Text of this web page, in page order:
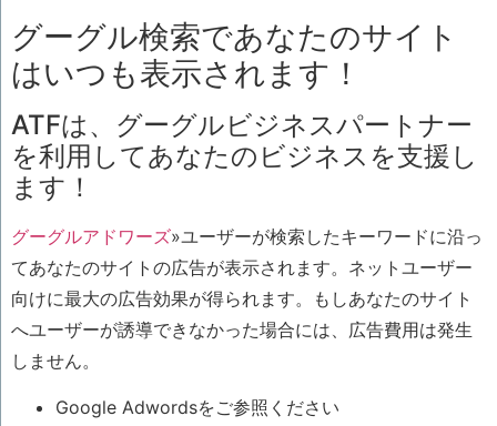
グーグル検索であなたのサイト
はいつも表示されます！
ATFは、グーグルビジネスパートナー
を利用してあなたのビジネスを支援し
ます！
グーグルアドワーズ»ユーザーが検索したキーワードに沿っ
てあなたのサイトの広告が表示されます。ネットユーザー
向けに最大の広告効果が得られます。もしあなたのサイト
へユーザーが誘導できなかった場合には、広告費用は発生
しません。
Google Adwordsをご参照ください